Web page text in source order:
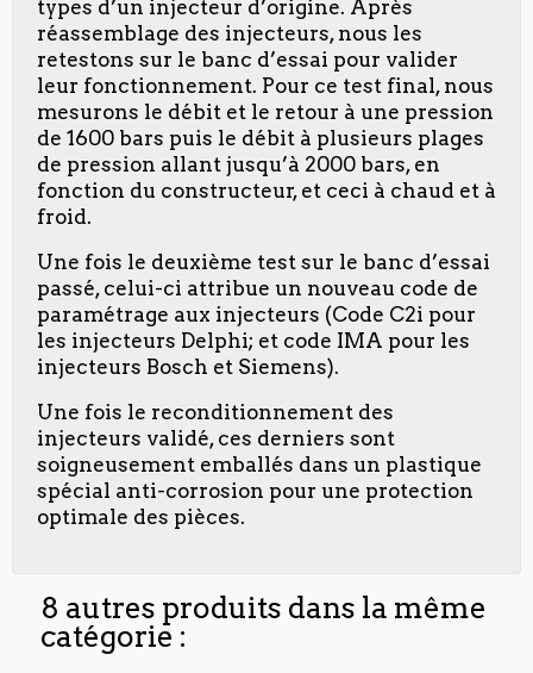
types d’un injecteur d’origine. Après
réassemblage des injecteurs, nous les
retestons sur le banc d’essai pour valider
leur fonctionnement. Pour ce test final, nous
mesurons le débit et le retour à une pression
de 1600 bars puis le débit à plusieurs plages
de pression allant jusqu’à 2000 bars, en
fonction du constructeur, et ceci à chaud et à
froid.
Une fois le deuxième test sur le banc d’essai
passé, celui-ci attribue un nouveau code de
paramétrage aux injecteurs (Code C2i pour
les injecteurs Delphi; et code IMA pour les
injecteurs Bosch et Siemens).
Une fois le reconditionnement des
injecteurs validé, ces derniers sont
soigneusement emballés dans un plastique
spécial anti-corrosion pour une protection
optimale des pièces.
8 autres produits dans la même
catégorie :